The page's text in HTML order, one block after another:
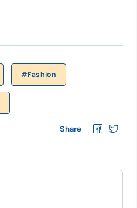
#Fashion
Share